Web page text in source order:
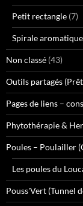
Petit rectangle (7)
Spirale aromatique
Non classé (43)
Outils partagés
Pages de liens –
Phytothérapie &
Poules – Poulailler
Les poules du
Pouss'Vert (Tunnel